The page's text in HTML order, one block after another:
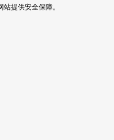
提供安全保障。